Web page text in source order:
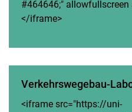
#464646;"
</iframe>
Verkehrswegebau-
<iframe src="https://uni-